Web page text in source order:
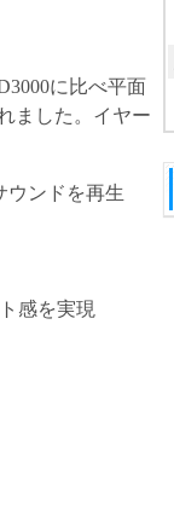
に比べ平面
ました。イヤー
ウンドを再生
感を実現